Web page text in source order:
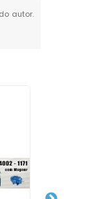
autor.